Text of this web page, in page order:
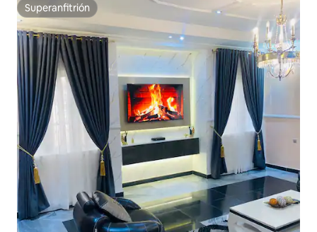
Superanfitrión
Superanfitrión